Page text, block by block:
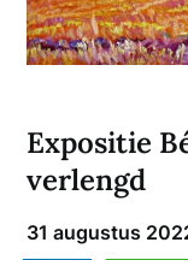
Expositie
verlengd
31 augustus